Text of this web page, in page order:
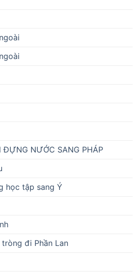
ĐỰNG NƯỚC SANG PHÁP
học tập sang Ý
đi Phần Lan